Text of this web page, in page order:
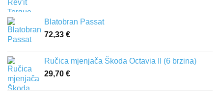
Blatobran Passat
72,33 €
Ručica mjenjača Škoda Octavia II (6 brzina)
29,70 €